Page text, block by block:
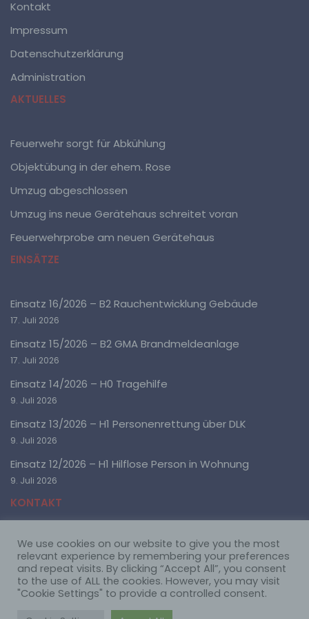
Kontakt
Impressum
Datenschutzerklärung
Administration
AKTUELLES
Feuerwehr sorgt für Abkühlung
Objektübung in der ehem. Rose
Umzug abgeschlossen
Umzug ins neue Gerätehaus schreitet voran
Feuerwehrprobe am neuen Gerätehaus
EINSÄTZE
Einsatz 16/2026 – B2 Rauchentwicklung Gebäude
17. Juli 2026
Einsatz 15/2026 – B2 GMA Brandmeldeanlage
17. Juli 2026
Einsatz 14/2026 – H0 Tragehilfe
9. Juli 2026
Einsatz 13/2026 – H1 Personenrettung über DLK
9. Juli 2026
Einsatz 12/2026 – H1 Hilflose Person in Wohnung
9. Juli 2026
KONTAKT
Freiwillige Feuerwehr Ötigheim
Mühlstraße 61
76470 Ötigheim
Telefon: 07222 22668
Im Notfall immer die 112 wählen!
We use cookies on our website to give you the most
relevant experience by remembering your preferences
and repeat visits. By clicking “Accept All”, you consent
to the use of ALL the cookies. However, you may visit
"Cookie Settings" to provide a controlled consent.
automatisierter Verfahren ausgeführte Vorgang oder
personenbezogenen Daten wie das Erheben, das
Speicherung, die Anpassung oder Veränderung, das
Auslesen, das Abfragen, die Verwendung, die
Offenlegung durch Übermittlung, Verbreitung oder eine
Verknüpfung, die Einschränkung, das Löschen oder die
d) Einschränkung der Verarbeitung
gespeicherter personenbezogener Daten mit dem Ziel,
e) Profiling
diese personenbezogenen Daten verwendet werden,
um bestimmte persönliche Aspekte, die sich auf eine
natürliche Person beziehen, zu bewerten,
insbesondere, um Aspekte bezüglich Arbeitsleistung,
wirtschaftlicher Lage, Gesundheit, persönlicher
Vorlieben, Interessen, Zuverlässigkeit, Verhalten,
Person zu analysieren oder vorherzusagen.
f) Pseudonymisierung
Pseudonymisierung ist die Verarbeitung
personenbezogener Daten in einer Weise, auf welche
die personenbezogenen Daten ohne Hinzuziehung
spezifischen betroffenen Person zugeordnet werden
organisatorischen Maßnahmen unterliegen, die
gewährleisten, dass die personenbezogenen Daten
nicht einer identifizierten oder identifizierbaren
natürlichen Person zugewiesen werden.
g) Verantwortlicher oder für die Verarbeitung